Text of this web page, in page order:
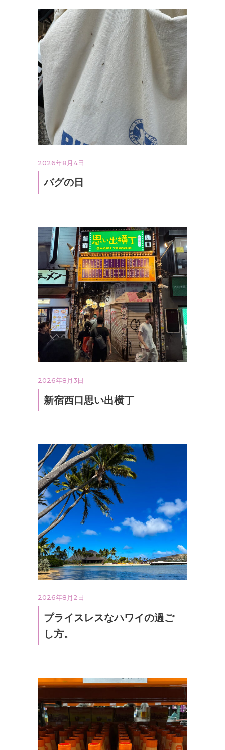
2026年8月4日
バグの日
2026年8月3日
新宿西口思い出横丁
2026年8月2日
プライスレスなハワイの過ご
し方。